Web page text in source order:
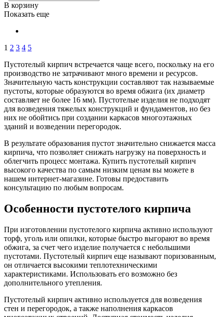
В корзину
Показать еще
1 2 3 4 5
Пустотелый кирпич встречается чаще всего, поскольку на его
производство не затрачивают много времени и ресурсов.
Значительную часть конструкции составляют так называемые
пустоты, которые образуются во время обжига (их диаметр
составляет не более 16 мм). Пустотелые изделия не подходят
для возведения тяжелых конструкций и фундаментов, но без
них не обойтись при создании каркасов многоэтажных
зданий и возведении перегородок.
В результате образования пустот значительно снижается масса
кирпича, что позволяет снижать нагрузку на поверхность и
облегчить процесс монтажа. Купить пустотелый кирпич
высокого качества по самым низким ценам вы можете в
нашем интернет-магазине. Готовы предоставить
консультацию по любым вопросам.
Особенности пустотелого кирпича
При изготовлении пустотелого кирпича активно используют
торф, уголь или опилки, которые быстро выгорают во время
обжига, за счет чего изделие получается с небольшими
пустотами. Пустотелый кирпич еще называют поризованным,
он отличается высокими теплотехническими
характеристиками. Использовать его возможно без
дополнительного утепления.
Пустотелый кирпич активно используется для возведения
стен и перегородок, а также наполнения каркасов